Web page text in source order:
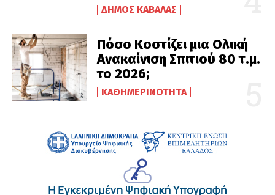
ΔΉΜΟΣ ΚΑΒΆΛΑΣ
Πόσο Κοστίζει μια Ολική
Ανακαίνιση Σπιτιού 80 τ.μ.
το 2026;
ΚΑΘΗΜΕΡΙΝΌΤΗΤΑ